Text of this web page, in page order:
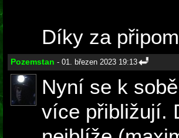
Díky za
Pozemstan - 01. březen 2023 19:13
Nyní se k
více přibližují.